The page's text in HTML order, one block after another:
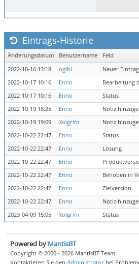
Eintrags-Historie
Änderungsdatum Benutzername Feld
2022-10-16 13:18
oglbi
Neuer Eintrag
2022-10-17 10:16
Enno Bearbeitung
2022-10-17 10:16
Enno Status
2022-10-19 18:25
Enno
Notiz
2022-10-19 19:09
Xolgrim
Notiz
2022-10-22 22:47
Enno Status
2022-10-22 22:47
Enno Lösung
2022-10-22 22:47
Enno
2022-10-22 22:47
Enno Behoben in
2022-10-22 22:47
Enno Zielversion
2022-10-22 22:47
Enno
Notiz
2023-04-09 15:05
Xolgrim Status
Powered by MantisBT
Copyright © 2000 - 2026 MantisBT Team
Kontaktieren Sie den Administrator bei